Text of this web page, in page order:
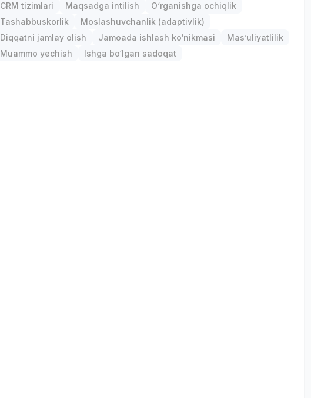
CRM tizimlari
Maqsadga intilish
O‘rganishga ochiqlik
Tashabbuskorlik
Moslashuvchanlik (adaptivlik)
Diqqatni jamlay olish
Jamoada ishlash ko‘nikmasi
Mas’uliyatlilik
Muammo yechish
Ishga bo‘lgan sadoqat